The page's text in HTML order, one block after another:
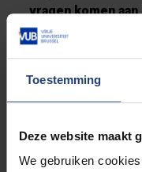
Toestemming
Deze website maakt
We gebruiken
vragen komen
Tijdens het
de
twee animatoren:
dubbele